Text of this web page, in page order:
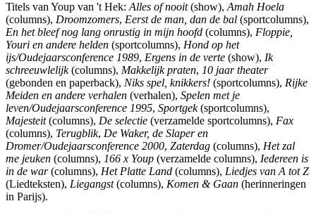
Titels van Youp van 't Hek: Alles of nooit(show), Amah Hoela
(columns), Droomzomers, Eerst de man, dan de bal (sportcolumns),
En het bleef nog lang onrustig in mijn hoofd (columns), Floppie,
Youri en andere helden (sportcolumns), Hond op het
ijs/Oudejaarsconference 1989, Ergens in de verte (show), Ik
schreeuwlelijk(columns), Makkelijk praten, 10 jaar theater
(gebonden en paperback), Niks spel, knikkers! (sportcolumns), Rijke
Meiden en andere verhalen (verhalen), Spelen met je
leven/Oudejaarsconference 1995, Sportgek(sportcolumns),
Majesteit(columns), De selectie (verzamelde sportcolumns), Fax
(columns), Terugblik, De Waker, de Slaper en
Dromer/Oudejaarsconference 2000, Zaterdag (columns), Het zal
me jeuken (columns), 166 x Youp (verzamelde columns), Iedereen is
in de war(columns), Het Platte Land (columns), Liedjes van A tot Z
(Liedteksten), Liegangst(columns), Komen & Gaan (herinneringen
in Parijs).